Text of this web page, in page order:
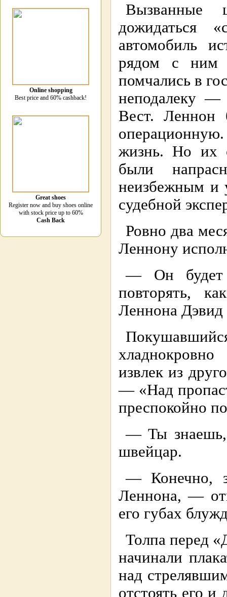
Вызванные
дожидаться
автомобиль
рядом с ним
помчались в
неподалеку
Вест. Леннон
жизнь. Но их
были
неизбежным и
судебной
Ровно два
Леннону
— Он будет
повторять,
Леннона Дэвид
извлек из
— «Над
преспокойно
— Ты знаешь,
швейцар.
— Конечно,
Леннона, —
его губах
Толпа перед
начинали
над
отстоять его
Online shopping
Best price and 60% cashback!
Great shoes
Register now and buy shoes online
with stock price up to 60%
Cash Back